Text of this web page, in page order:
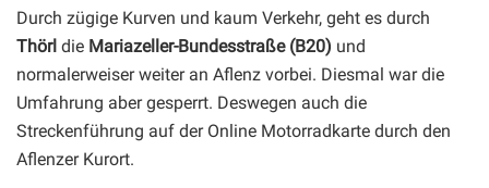
Durch zügige Kurven und kaum Verkehr, geht es durch
Thörl die Mariazeller-Bundesstraße (B20) und
normalerweiser weiter an Aflenz vorbei. Diesmal war die
Umfahrung aber gesperrt. Deswegen auch die
Streckenführung auf der Online Motorradkarte durch den
Aflenzer Kurort.